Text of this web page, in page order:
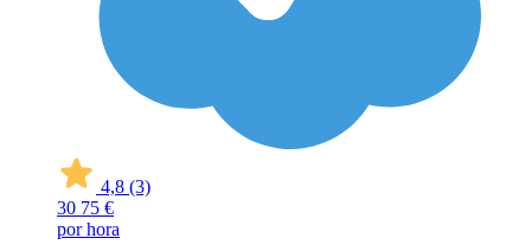
4,8 (3)
30 75 €
por hora